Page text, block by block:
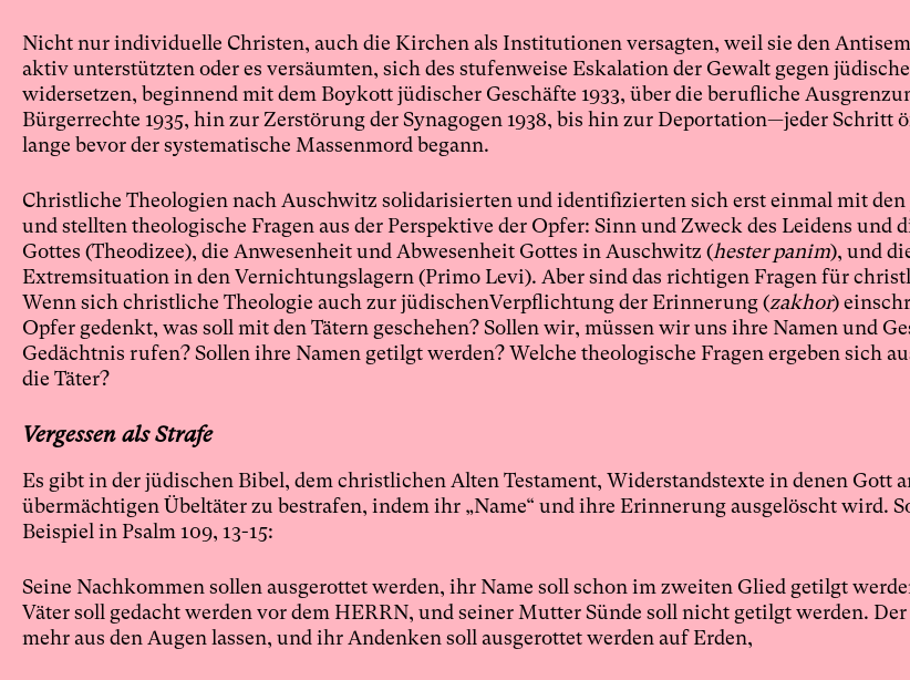
Nicht nur individuelle Christen, auch die Kirchen als Institutionen versagten, weil sie den
aktiv unterstützten oder es versäumten, sich des stufenweise Eskalation der Gewalt gegen
widersetzen, beginnend mit dem Boykott jüdischer Geschäfte 1933, über die berufliche
Bürgerrechte 1935, hin zur Zerstörung der Synagogen 1938, bis hin zur Deportation—jeder Schritt
lange bevor der systematische Massenmord begann.
Christliche Theologien nach Auschwitz solidarisierten und identifizierten sich erst einmal mit
und stellten theologische Fragen aus der Perspektive der Opfer: Sinn und Zweck des Leidens und
Gottes (Theodizee), die Anwesenheit und Abwesenheit Gottes in Auschwitz (hester panim), und
Extremsituation in den Vernichtungslagern (Primo Levi). Aber sind das richtigen Fragen für
Wenn sich christliche Theologie auch zur jüdischenVerpflichtung der Erinnerung (zakhor)
Opfer gedenkt, was soll mit den Tätern geschehen? Sollen wir, müssen wir uns ihre Namen und
Gedächtnis rufen? Sollen ihre Namen getilgt werden? Welche theologische Fragen ergeben sich
die Täter?
Vergessen als Strafe
Es gibt in der jüdischen Bibel, dem christlichen Alten Testament, Widerstandstexte in denen Gott
übermächtigen Übeltäter zu bestrafen, indem ihr „Name“ und ihre Erinnerung ausgelöscht wird.
Beispiel in Psalm 109, 13-15:
Seine Nachkommen sollen ausgerottet werden, ihr Name soll schon im zweiten Glied getilgt
Väter soll gedacht werden vor dem HERRN, und seiner Mutter Sünde soll nicht getilgt werden.
mehr aus den Augen lassen, und ihr Andenken soll ausgerottet werden auf Erden,